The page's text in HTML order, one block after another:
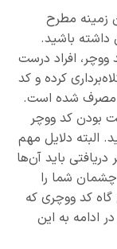
زمینه مطرح
باشید.
ووچر، افراد درست
کرده و کد
مصرف شده است.
بودن کد ووچر
البته دلایل مهم
باید آن‌ها
چشمان شما را
کد ووچری که
ادامه به این